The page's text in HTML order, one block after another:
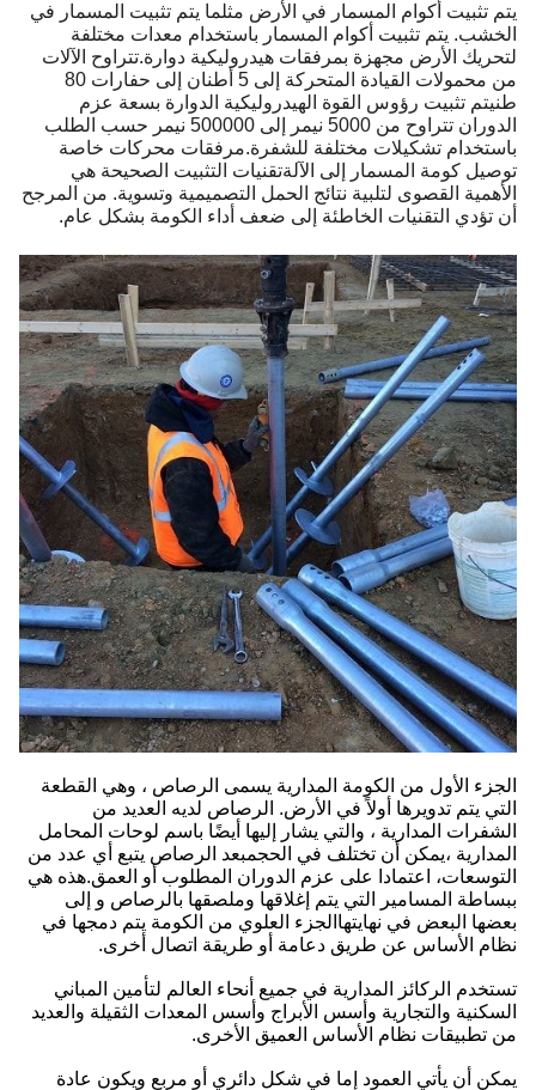
يتم تثبيت أكوام المسمار في الأرض مثلما يتم تثبيت المسمار في
الخشب. يتم تثبيت أكوام المسمار باستخدام معدات مختلفة
لتحريك الأرض مجهزة بمرفقات هيدروليكية دوارة.تتراوح الآلات
من محمولات القيادة المتحركة إلى 5 أطنان إلى حفارات 80
طنيتم تثبيت رؤوس القوة الهيدروليكية الدوارة بسعة عزم
الدوران تتراوح من 5000 نيمر إلى 500000 نيمر حسب الطلب
باستخدام تشكيلات مختلفة للشفرة.مرفقات محركات خاصة
توصيل كومة المسمار إلى الآلةتقنيات التثبيت الصحيحة هي
الأهمية القصوى لتلبية نتائج الحمل التصميمية وتسوية. من المرجح
أن تؤدي التقنيات الخاطئة إلى ضعف أداء الكومة بشكل عام.
الجزء الأول من الكومة المدارية يسمى الرصاص ، وهي القطعة
التي يتم تدويرها أولاً في الأرض. الرصاص لديه العديد من
الشفرات المدارية ، والتي يشار إليها أيضًا باسم لوحات المحامل
المدارية ،يمكن أن تختلف في الحجمبعد الرصاص يتبع أي عدد من
التوسعات، اعتمادا على عزم الدوران المطلوب أو العمق.هذه هي
ببساطة المسامير التي يتم إغلاقها وملصقها بالرصاص و إلى
بعضها البعض في نهايتهاالجزء العلوي من الكومة يتم دمجها في
نظام الأساس عن طريق دعامة أو طريقة اتصال أخرى.
تستخدم الركائز المدارية في جميع أنحاء العالم لتأمين المباني
السكنية والتجارية وأسس الأبراج وأسس المعدات الثقيلة والعديد
من تطبيقات نظام الأساس العميق الأخرى.
يمكن أن يأتي العمود إما في شكل دائري أو مربع ويكون عادة